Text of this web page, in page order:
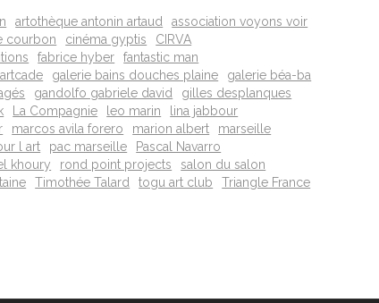
artothèque antonin artaud
association voyons voir
courbon cinéma gyptis
CIRVA
fabrice hyber
fantastic man
galerie bains douches plaine
galerie béa-ba
gandolfo gabriele david
gilles desplanques
La Compagnie leo marin
lina jabbour
marcos avila forero marion albert
marseille
l art pac marseille
Pascal Navarro
khoury rond point projects
salon du salon
Timothée Talard togu art club
Triangle France